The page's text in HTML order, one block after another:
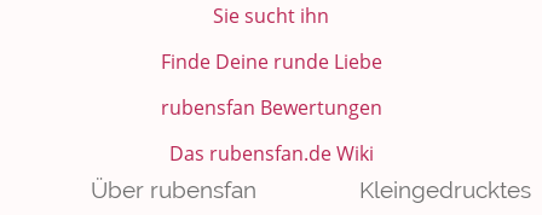
Sie sucht ihn
Finde Deine runde Liebe
rubensfan Bewertungen
Das rubensfan.de Wiki
Über rubensfan
Kleingedrucktes